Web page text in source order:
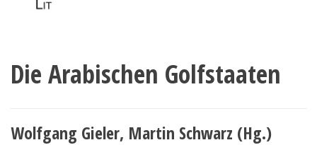
Die Arabischen Golfstaaten
Wolfgang Gieler, Martin Schwarz (Hg.)